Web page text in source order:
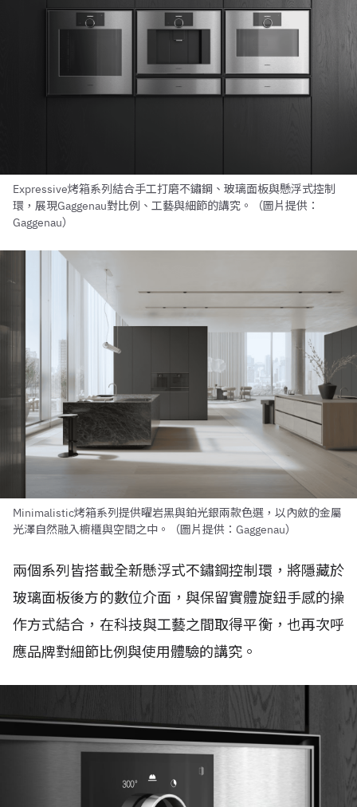
Expressive烤箱系列結合手工打磨不鏽鋼、玻璃面板與懸浮式控制
環，展現Gaggenau對比例、工藝與細節的講究。（圖片提供：
Gaggenau）
Minimalistic烤箱系列提供曜岩黑與鉑光銀兩款色選，以內斂的金屬
光澤自然融入櫥櫃與空間之中。（圖片提供：Gaggenau）
兩個系列皆搭載全新懸浮式不鏽鋼控制環，將隱藏於
玻璃面板後方的數位介面，與保留實體旋鈕手感的操
作方式結合，在科技與工藝之間取得平衡，也再次呼
應品牌對細節比例與使用體驗的講究。